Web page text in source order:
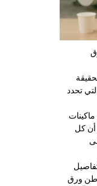
تحدد
أن كل
طن ورق